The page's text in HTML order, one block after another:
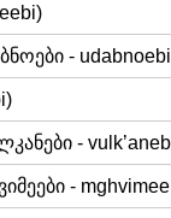
-
-
-